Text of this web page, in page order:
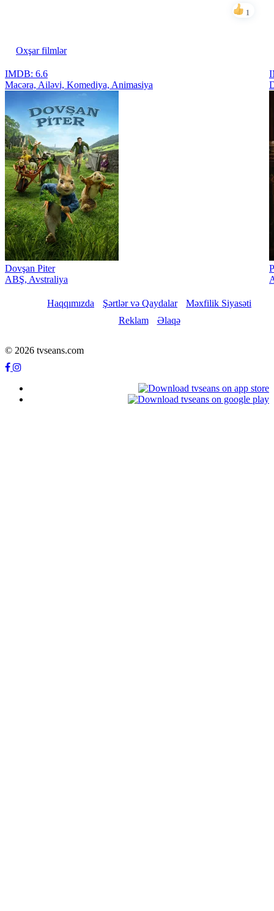
1
Oxşar filmlər
IMDB: 6.6
Macəra, Ailəvi, Komediya, Animasiya
Dovşan Piter
ABŞ, Avstraliya
Haqqımızda Şərtlər və Qaydalar
Məxfilik Siyasəti
Reklam
Əlaqə
© 2026 tvseans.com